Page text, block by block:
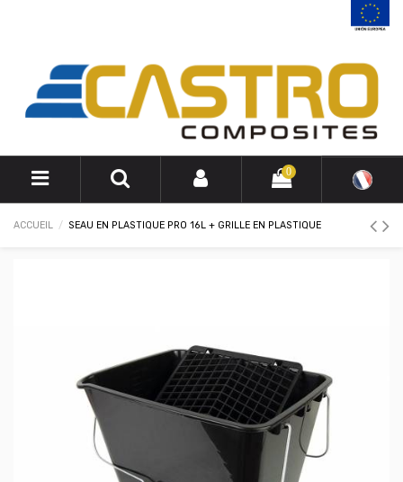
0
ACCUEIL SEAU EN PLASTIQUE PRO 16L + GRILLE EN PLASTIQUE